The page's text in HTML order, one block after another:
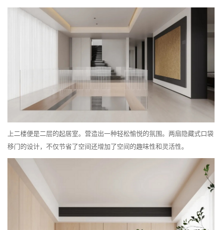
上二楼便是二层的起居室。营造出一种轻松愉悦的氛围。两扇隐藏式口袋
移门的设计，不仅节省了空间还增加了空间的趣味性和灵活性。